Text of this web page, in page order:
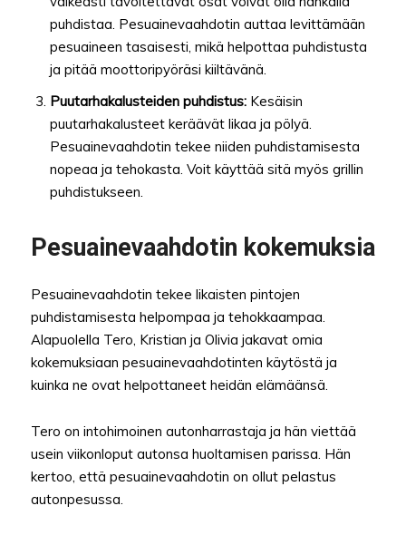
puhdistaa. Pesuainevaahdotin auttaa levittämään
pesuaineen tasaisesti, mikä helpottaa puhdistusta
ja pitää moottoripyöräsi kiiltävänä.
Puutarhakalusteiden puhdistus: Kesäisin
puutarhakalusteet keräävät likaa ja pölyä.
Pesuainevaahdotin tekee niiden puhdistamisesta
nopeaa ja tehokasta. Voit käyttää sitä myös grillin
puhdistukseen.
Pesuainevaahdotin kokemuksia
Pesuainevaahdotin tekee likaisten pintojen
puhdistamisesta helpompaa ja tehokkaampaa.
Alapuolella Tero, Kristian ja Olivia jakavat omia
kokemuksiaan pesuainevaahdotinten käytöstä ja
kuinka ne ovat helpottaneet heidän elämäänsä.
Tero on intohimoinen autonharrastaja ja hän viettää
usein viikonloput autonsa huoltamisen parissa. Hän
kertoo, että pesuainevaahdotin on ollut pelastus
autonpesussa.